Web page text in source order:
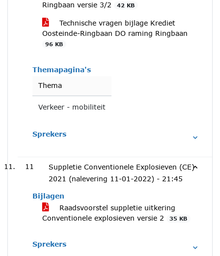
Ringbaan versie 3/2
42 KB
Technische vragen bijlage Krediet
Oosteinde-Ringbaan DO raming Ringbaan
96 KB
Themapagina's
Thema
Verkeer - mobiliteit
Sprekers
11
Suppletie Conventionele Explosieven (CE)
2021 (nalevering 11-01-2022) - 21:45
Bijlagen
Raadsvoorstel suppletie uitkering
Conventionele explosieven versie 2
35 KB
Sprekers